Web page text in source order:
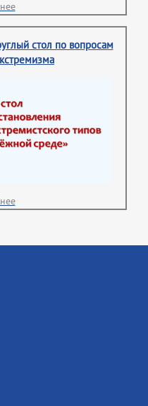
стол по вопросам